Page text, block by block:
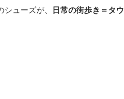
ューズが、
日常の街歩き＝タウ